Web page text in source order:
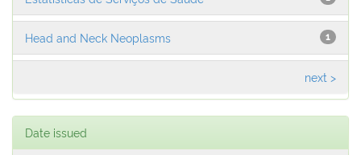
1
Head and Neck Neoplasms
next >
Date issued